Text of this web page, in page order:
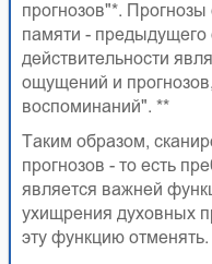
прогнозов"*.
памяти - предыдущего
действительности
ощущений и
воспоминаний". **
Таким образом,
прогнозов - то есть
является важней
ухищрения духовных
эту функцию отменять.